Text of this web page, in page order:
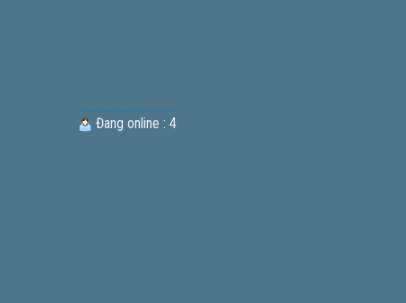
Đang online : 4